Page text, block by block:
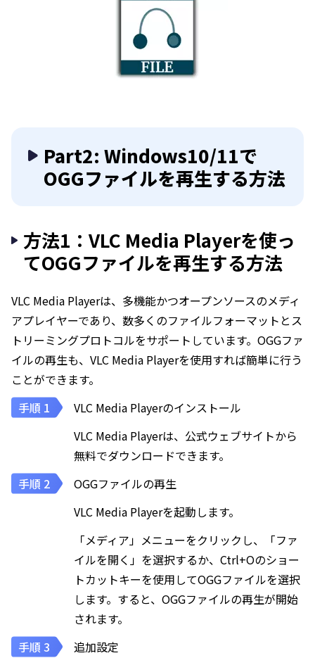
Part2: Windows10/11で
OGGファイルを再生する方法
方法1：VLC Media Playerを使っ
てOGGファイルを再生する方法
VLC Media Playerは、多機能かつオープンソースのメディ
アプレイヤーであり、数多くのファイルフォーマットとス
トリーミングプロトコルをサポートしています。OGGファ
イルの再生も、VLC Media Playerを使用すれば簡単に行う
ことができます。
VLC Media Playerのインストール
VLC Media Playerは、公式ウェブサイトから
無料でダウンロードできます。
OGGファイルの再生
VLC Media Playerを起動します。
「メディア」メニューをクリックし、「ファ
イルを開く」を選択するか、Ctrl+Oのショー
トカットキーを使用してOGGファイルを選択
します。すると、OGGファイルの再生が開始
されます。
追加設定